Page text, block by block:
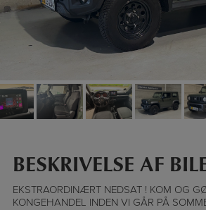
BESKRIVELSE AF
EKSTRAORDINÆRT NEDSAT ! KOM OG
KONGEHANDEL INDEN VI GÅR PÅ